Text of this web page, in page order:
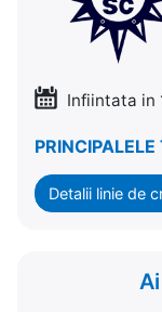
Infiintata in
Detalii linie de